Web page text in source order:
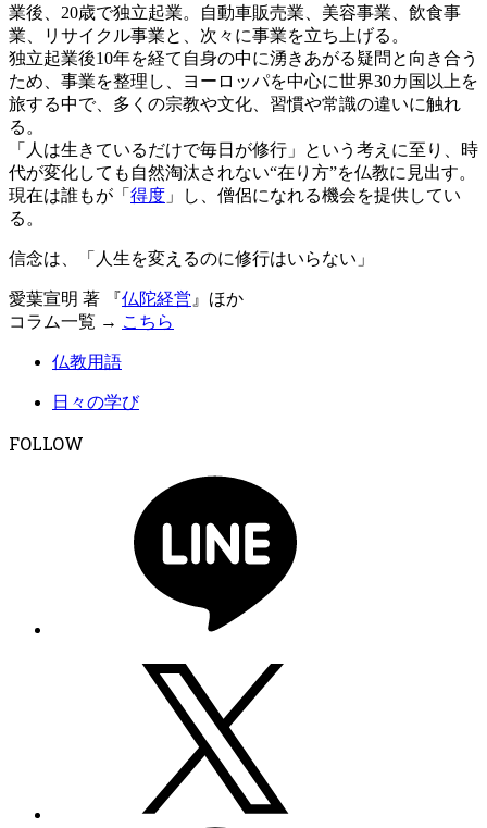
業後、20歳で独立起業。自動車販売業、美容事業、飲食事
業、リサイクル事業と、次々に事業を立ち上げる。
独立起業後10年を経て自身の中に湧きあがる疑問と向き合う
ため、事業を整理し、ヨーロッパを中心に世界30カ国以上を
旅する中で、多くの宗教や文化、習慣や常識の違いに触れ
る。
「人は生きているだけで毎日が修行」という考えに至り、時
代が変化しても自然淘汰されない“在り方”を仏教に見出す。
現在は誰もが「 得度 」し、僧侶になれる機会を提供してい
る。
信念は、「人生を変えるのに修行はいらない」
愛葉宣明 著 『仏陀経営 』ほか
コラム一覧 → こちら
仏教用語
日々の学び
FOLLOW